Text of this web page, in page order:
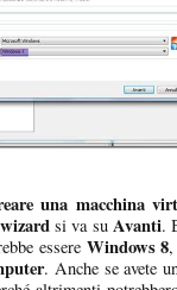
una macchina
si va su Avanti.
essereWindows 8
. Anche se avete